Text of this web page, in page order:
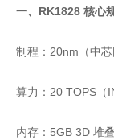
一、RK1828 核心
制程：20nm（中芯
算力：20 TOPS（
内存：5GB 3D 堆